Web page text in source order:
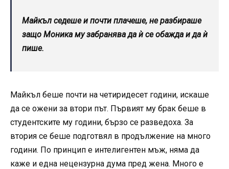
Майкъл седеше и почти плачеше, не разбираше
защо Моника му забранява да ѝ се обажда и да ѝ
пише.
Майкъл беше почти на четиридесет години, искаше
да се ожени за втори път. Първият му брак беше в
студентските му години, бързо се разведоха. За
втория се беше подготвял в продължение на много
години. По принцип е интелигентен мъж, няма да
каже и една нецензурна дума пред жена. Много е